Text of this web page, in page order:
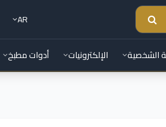
AR
الشخصية الإلكترونيات أدوات مطبخ